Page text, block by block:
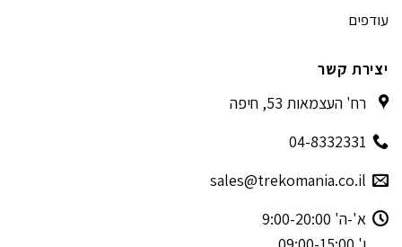
עודפים
יצירת קשר
רח' העצמאות 53, חיפה
04-8332331
sales@trekomania.co.il
א'-ה' 9:00-20:00